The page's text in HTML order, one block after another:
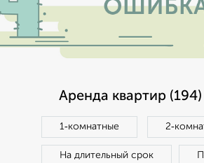
Аренда квартир (194)
1‑комнатные
На длительный срок